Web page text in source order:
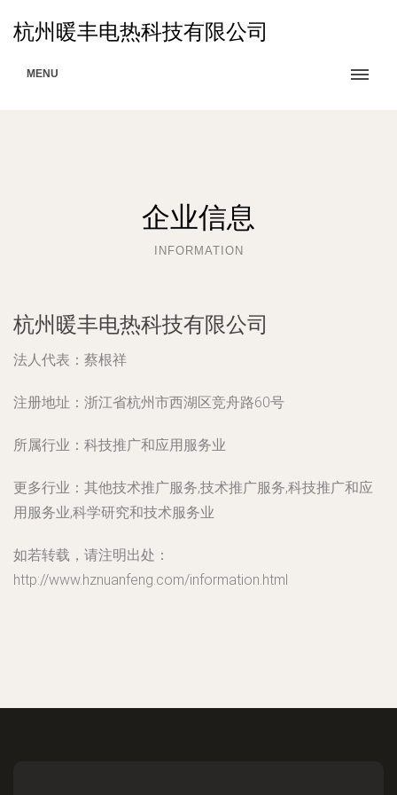
杭州暖丰电热科技有限公司
MENU
企业信息
INFORMATION
杭州暖丰电热科技有限公司
法人代表： 蔡根祥
注册地址： 浙江省杭州市西湖区竞舟路60号
所属行业： 科技推广和应用服务业
更多行业： 其他技术推广服务,技术推广服务,科技推广和应
用服务业,科学研究和技术服务业
如若转载，请注明出处：
http://www.hznuanfeng.com/information.html